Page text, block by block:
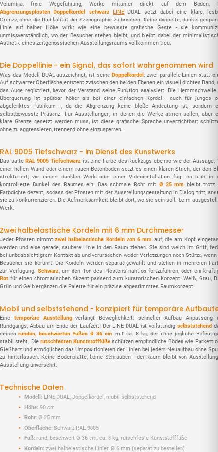
Volumina, freie Wegeführung, Werke mitunter direkt auf dem Boden.
Abgrenzungspfosten Doppelkordel schwarz
LINE DUAL setzt dabei eine klare,
Grenze, ohne die Radikalität der Szenographie zu brechen. Seine doppelte, dunkel
Linie auf halber Höhe wirkt wie eine bewusste grafische Geste - sie
unmissverständlich, wo der Besucher stehen bleibt, und bleibt dabei der
Ästhetik eines zeitgenössischen Ausstellungsraums vollkommen treu.
Die Doppellinie - ein Signal, das sofort wahrgenommen wird
Was das Modell DUAL auszeichnet, ist seine Doppelkordel : zwei parallele Linien statt
Auf schwarzer Oberfläche entsteht zwischen den beiden Ebenen ein visuell dichtes Band,
das Auge registriert, bevor der Verstand seine Funktion analysiert. Die Hemmschwelle
Überquerung ist spürbar höher als bei einer einfachen Kordel - auch für junges
abgelenktes Publikum -, da die Abgrenzung keine bloße Andeutung ist, sondern
selbstbewusste Präsenz. Für Ausstellungen, in denen die Werke atmen sollen, aber
klare Grenze gesetzt werden muss, ist diese grafische Sprache unverzichtbar:
ohne zu aggressieren, trennend ohne einzusperren.
RAL 9005 Tiefschwarz - im Dienst des Kunstwerks
Das satte RAL 9005 Tiefschwarzist eine Farbe des Rückzugs ebenso wie der Aussage.
einer hellen Wand oder einem rauen Betonboden setzt es einen klaren Strich, der den
strukturiert; vor einem dunklen Werk oder einer Videoinstallation fügt es sich in
kontrollierte Dunkel des Raumes ein. Das schmale Rohr mit Ø 25 mm
bleibt trotz
Farbdichte dezent, sodass der Pfosten mit der Ausstellungsgestaltung in Dialog tritt,
sie zu konkurrenzieren. Die Aufmerksamkeit bleibt dort, wo sie sein soll: beim
Werk.
Zwei halbelastische Kordeln mit 6 mm Durchmesser
Jeder Pfosten nimmt zwei halbelastische Kordeln von 6 mm auf, die am Kopf
werden und eine gerade, saubere Linie in den Raum ziehen. Sie sind weich im Griff,
bei unbeabsichtigtem Kontakt ab und verursachen weder Verletzungen noch Stürze, wenn
Besucher sie berührt. Die Kordeln werden separat gewählt und stehen in mehreren
zur Verfügung: Schwarz, um den Ton des Pfostens nahtlos fortzuführen, oder ein
Rot für einen chromatischen Akzent passend zum kuratorischen Konzept. Weiß, Grau,
Grün und Gelb ergänzen die Palette für ein präzise abgestimmtes Raumkonzept.
Mobil und selbststehend - konzipiert für temporäre
Eine temporäre Ausstellungverlangt Beweglichkeit: schneller Aufbau, Anpassung
Rundgangs, Abbau am Ende der Laufzeit. Der LINE DUAL ist vollständigselbststehend
seinesrunden, beschwerten Fußes Ø 36 cm mit ca. 8 kg, der ohne jegliche
stabil steht. Dierutschfesten Kunststofffüßeschützen empfindliche Böden wie Parkett
Gießharz und ermöglichen das Umpositionieren der Linien bei jedem Neuaufbau ohne
zu hinterlassen. Keine Bodenplatte, keine Schrauben - der Raum bleibt von
Ausstellung unversehrt.
Technische Daten
Modell: LINE DUAL, Doppelkordel, mobil selbststehend
Höhe: 90 cm
Rohr: Ø 25 mm
Oberfläche: Schwarz RAL 9005
Fuß: rund, beschwert Ø 36 cm, ca. 8 kg, rutschfeste Kunststofffüße
Kordeln: zwei halbelastische Linien Ø 6 mm (separat zu bestellen)